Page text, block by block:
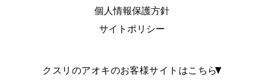
個人情報保護方針
サイトポリシー
クスリのアオキのお客様サイトはこちら